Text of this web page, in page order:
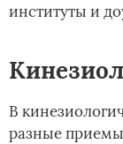
институты и
В
разные